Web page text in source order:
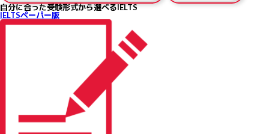
自分に合った受験形式から選べるIELTS
IELTSペーパー版